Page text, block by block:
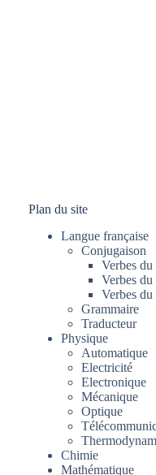
Plan du site
Langue française
Conjugaison
Verbes
Verbes
Verbes
Grammaire
Traducteur
Physique
Automatique
Electricité
Electronique
Mécanique
Optique
Chimie
Mathématique